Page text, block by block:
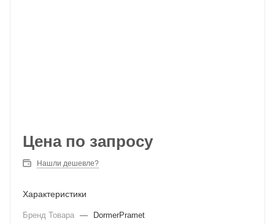
Цена по запросу
Нашли дешевле?
Характеристики
Бренд Товара —
DormerPramet